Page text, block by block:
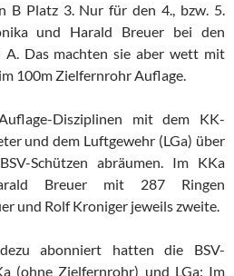
B Platz 3. Nur für den 4., bzw. 5.
und Harald Breuer bei den
A. Das machten sie aber wett mit
100m Zielfernrohr Auflage.
Disziplinen mit dem KK-
und dem Luftgewehr (LGa) über
Schützen abräumen. Im KKa
Breuer mit 287 Ringen
und Rolf Kroniger jeweils zweite.
abonniert hatten die BSV-
(ohne Zielfernrohr) und LGa: Im